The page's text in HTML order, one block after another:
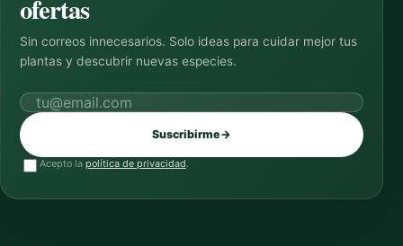
ofertas
Sin correos innecesarios. Solo ideas para cuidar mejor tus
plantas y descubrir nuevas especies.
Correo electrónico
Suscribirme→
Acepto la política de privacidad.